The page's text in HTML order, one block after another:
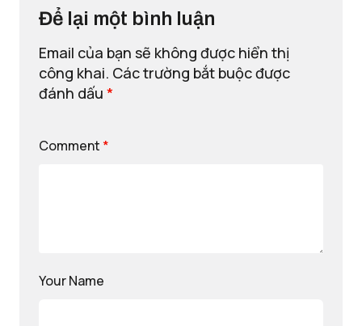
Để lại một bình luận
Email của bạn sẽ không được hiển thị
công khai. Các trường bắt buộc được
đánh dấu *
Comment *
Your Name